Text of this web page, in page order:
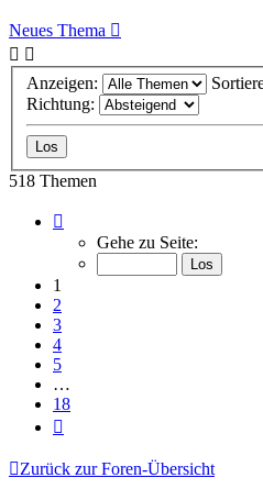
Neues Thema
Anzeigen:
Richtung:
518 Themen
von
Gehe zu Seite:
1
2
3
4
5
…
18
Zurück zur Foren-Übersicht